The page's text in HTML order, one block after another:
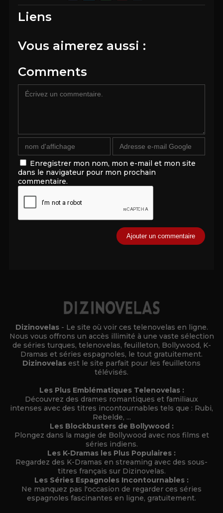
Liens
Vous aimerez aussi :
Comments
Enregistrer mon nom, mon e-mail et mon site
dans le navigateur pour mon prochain
commentaire.
Dizinovelas - Le site où voir ces telenovelas en ligne.
Nous vous offrons un accès illimité à une vaste sélection
de séries turques, telenovelas, feuilleton, Bollywood, K-
Dramas et séries espagnoles, le tout gratuitement.
Dizinovelas est le site parfait pour les feuilletons
télévisés.
Les Plus Emblématiques Telenovelas :
Découvrez des drames romantiques et familiaux
intenses avec des titres incontournables tels que : Rubi,
Rebelde, ...
Les Blockbusters de Bollywood :
Plongez dans la magie de Bollywood avec nos films et
séries indiens.
Les K-Dramas les Plus Populaires :
Regardez des K-Dramas en streaming avec des sous-
titres français sur Dizinovelas.
Les Séries Espagnoles Incontournables :
Ne manquez pas l'occasion de regarder ces séries
espagnoles fascinantes en ligne, gratuitement.